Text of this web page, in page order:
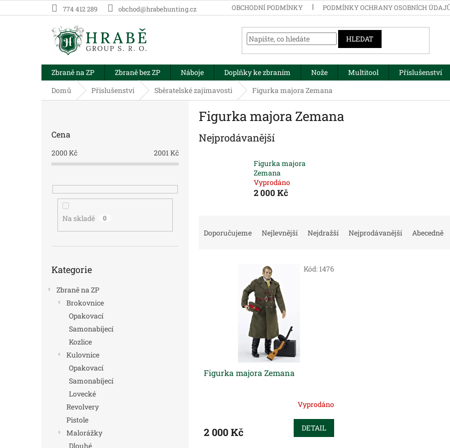
na
774 412 289 obchod@hrabehunting.cz OBCHODNÍ PODMÍNKY PODMÍNKY OCHRANY OSOBNÍCH ÚDAJŮ
HLEDAT
Zbraně na ZP Zbraně bez ZP Náboje Doplňky ke zbraním Nože Multitool Příslušenství
Domů
Příslušenství Sběratelské zajímavosti Figurka majora Zemana
Cena
2000Kč 2001Kč
Na skladě 0
kategorie
Kategorie
Zbraně na ZP
Brokovnice
Opakovací
Samonabíjecí
Kozlice
Kulovnice
Opakovací
Samonabíjecí
Lovecké
Revolvery
Pistole
Malorážky
Dlouhé
Figurka majora Zemana
Nejprodávanější
Figurka majora
Zemana
Vyprodáno
2 000 Kč
Doporučujeme Nejlevnější Nejdražší Nejprodávanější Abecedně
kFigurka majora Zemana
Vyprodáno
2 000 Kč DETAIL
Kód: 1476